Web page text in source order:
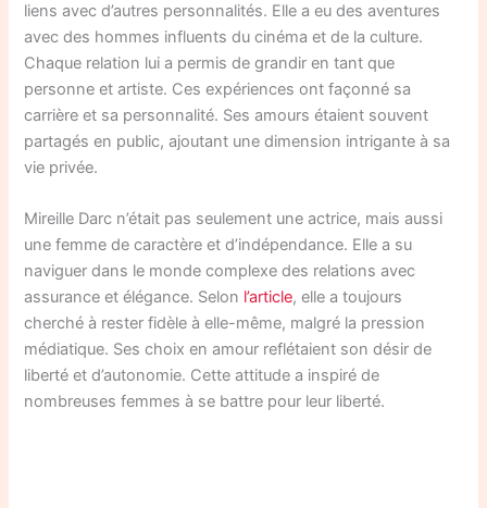
liens avec d’autres personnalités. Elle a eu des aventures
avec des hommes influents du cinéma et de la culture.
Chaque relation lui a permis de grandir en tant que
personne et artiste. Ces expériences ont façonné sa
carrière et sa personnalité. Ses amours étaient souvent
partagés en public, ajoutant une dimension intrigante à sa
vie privée.
Mireille Darc n’était pas seulement une actrice, mais aussi
une femme de caractère et d’indépendance. Elle a su
naviguer dans le monde complexe des relations avec
assurance et élégance. Selon l’article, elle a toujours
cherché à rester fidèle à elle-même, malgré la pression
médiatique. Ses choix en amour reflétaient son désir de
liberté et d’autonomie. Cette attitude a inspiré de
nombreuses femmes à se battre pour leur liberté.